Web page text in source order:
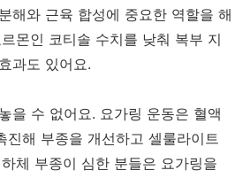
해와 근육 합성에 중요한 역할을 해
몬인 코티솔 수치를 낮춰 복부 지
과도 있어요.
을 수 없어요. 요가링 운동은 혈액
진해 부종을 개선하고 셀룰라이트
체 부종이 심한 분들은 요가링을